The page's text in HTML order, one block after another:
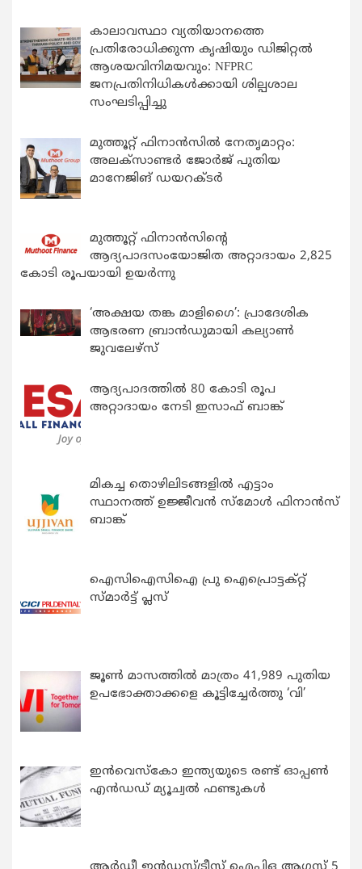
കാലാവസ്ഥാ വ്യതിയാനത്തെ
പ്രതിരോധിക്കുന്ന കൃഷിയും ഡിജിറ്റൽ
ആശയവിനിമയവും: NFPRC
ജനപ്രതിനിധികൾക്കായി ശില്പശാല
സംഘടിപ്പിച്ചു
മുത്തൂറ്റ് ഫിനാൻസിൽ നേതൃമാറ്റം:
അലക്സാണ്ടർ ജോർജ് പുതിയ
മാനേജിങ് ഡയറക്ടർ
മുത്തൂറ്റ് ഫിനാൻസിന്റെ
ആദ്യപാദസംയോജിത അറ്റാദായം 2,825
കോടി രൂപയായി ഉയർന്നു
‘അക്ഷയ തങ്ക മാളിഗൈ’: പ്രാദേശിക
ആഭരണ ബ്രാന്‍ഡുമായി കല്യാണ്‍
ജുവലേഴ്‌സ്
ആദ്യപാദത്തിൽ 80 കോടി രൂപ
അറ്റാദായം നേടി ഇസാഫ് ബാങ്ക്
മികച്ച തൊഴിലിടങ്ങളിൽ എട്ടാം
സ്ഥാനത്ത് ഉജ്ജീവൻ സ്മോൾ ഫിനാൻസ്
ബാങ്ക്
ഐസിഐസിഐ പ്രു ഐപ്രൊട്ടക്റ്റ്
സ്മാർട്ട് പ്ലസ്
ജൂൺ മാസത്തിൽ മാത്രം 41,989 പുതിയ
ഉപഭോക്താക്കളെ കൂട്ടിച്ചേർത്തു ‘വി’
ഇന്‍വെസ്കോ ഇന്ത്യയുടെ രണ്ട് ഓപ്പണ്‍
എന്‍ഡഡ് മ്യൂച്വല്‍ ഫണ്ടുകള്‍